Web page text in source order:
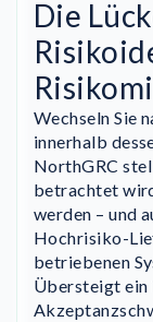
Die
Wechseln Sie
innerhalb
NorthGRC
betrachtet
werden – und
Hochrisiko-
betriebenen
Übersteigt